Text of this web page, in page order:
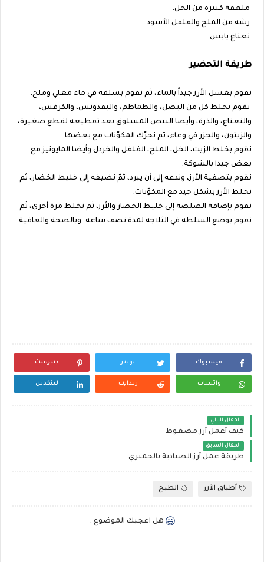
ملعقة كبيرة من الخل.
رشة من الملح والفلفل الأسود.
نعناع يابس.
طريقة التحضير
نقوم بغسل الأرز جيداً بالماء، ثم نقوم بسلقه في ماء مغلي وملح.
نقوم بخلط كل من البصل، والطماطم، والبقدونس، والكرفس،
والنعناع، والذرة، وأيضا البيض المسلوق بعد تقطيعه لقطع صغيرة،
والزيتون، والجزر في وعاء، ثم نحرّك المكوّنات مع بعضها.
نقوم بخلط الزيت، الخل، الملح، الفلفل والخردل وأيضا المايونيز مع
بعض جيدا بالشوكة.
نقوم بتصفية الأرز، وندعه إلى أن يبرد، ثمّ نضيفه إلى خليط الخضار، ثم
نخلط الأرز بشكل جيد مع المكوّنات.
نقوم بإضافة الصلصة إلى خليط الخضار والأرز، ثم نخلط مرة أخرى، ثم
نقوم بوضع السلطة في الثلاجة لمدة نصف ساعة. وبالصحة والعافية.
فيسبوك تويتر بنترست
واتساب ريدايت لينكدين
المقال التالي
كيف أعمل أرز مضغوط
المقال السابق
طريقة عمل أرز الصيادية بالجمبري
أطباق الأرز الطبخ
هل اعجبك الموضوع :